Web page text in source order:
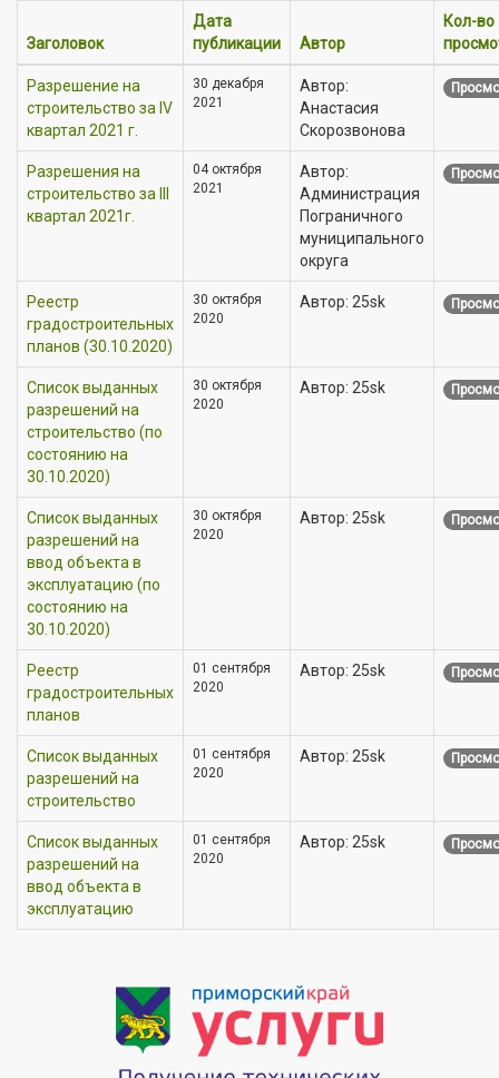
Заголовок
Дата
публикации
Автор
Кол-во
Разрешение на
строительство за IV
квартал 2021 г.
30 декабря
2021
Автор:
Анастасия
Скорозвонова
Разрешения на
строительство за III
квартал 2021г.
04 октября
2021
Автор:
Администрация
Пограничного
муниципального
округа
Реестр
градостроительных
планов (30.10.2020)
30 октября
2020
Автор: 25sk
Список выданных
разрешений на
строительство (по
состоянию на
30.10.2020)
30 октября
2020
Автор: 25sk
Список выданных
разрешений на
ввод объекта в
эксплуатацию (по
состоянию на
30.10.2020)
30 октября
2020
Автор: 25sk
Реестр
градостроительных
планов
01 сентября
2020
Автор: 25sk
Список выданных
разрешений на
строительство
01 сентября
2020
Автор: 25sk
Список выданных
разрешений на
ввод объекта в
эксплуатацию
01 сентября
2020
Автор: 25sk